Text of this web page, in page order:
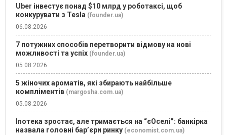
Uber інвестує понад $10 млрд у роботаксі, щоб
конкурувати з Tesla (founder.ua)
06.08.2026
7 потужних способів перетворити відмову на нові
можливості та успіх (founder.ua)
05.08.2026
5 жіночих ароматів, які збирають найбільше
компліментів (margosha.com.ua)
05.08.2026
Іпотека зростає, але тримається на “єОселі”: банкірка
назвала головні бар’єри ринку (economist.com.ua)